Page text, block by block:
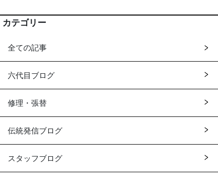
カテゴリー
全ての記事
六代目ブログ
修理・張替
伝統発信ブログ
スタッフブログ